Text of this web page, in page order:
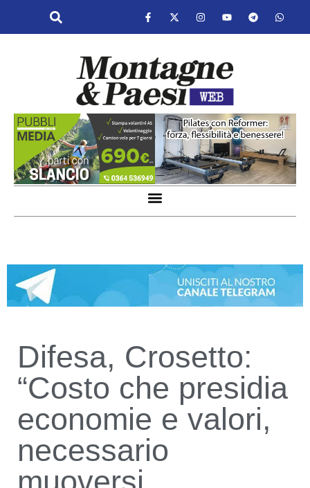
Difesa, Crosetto:
“Costo che presidia
economie e valori,
necessario